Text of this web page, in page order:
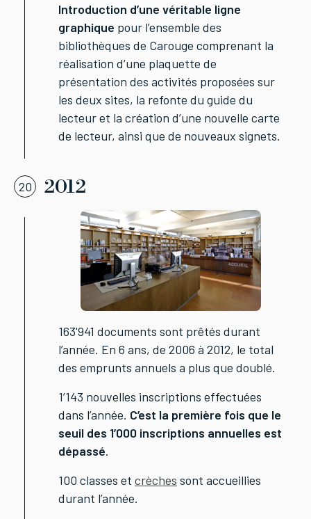
Introduction d’une véritable ligne
graphique pour l’ensemble des
bibliothèques de Carouge comprenant la
réalisation d’une plaquette de
présentation des activités proposées sur
les deux sites, la refonte du guide du
lecteur et la création d’une nouvelle carte
de lecteur, ainsi que de nouveaux signets.
20 2012
163'941 documents sont prêtés durant
l’année. En 6 ans, de 2006 à 2012, le total
des emprunts annuels a plus que doublé.
1’143 nouvelles inscriptions effectuées
dans l’année. C’est la première fois que le
seuil des 1’000 inscriptions annuelles est
dépassé.
100 classes et crèches sont accueillies
durant l’année.